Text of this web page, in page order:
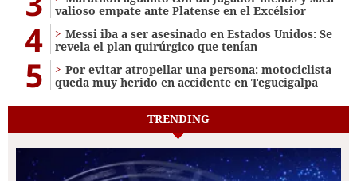
valioso empate ante Platense en el Excélsior
4
Messi iba a ser asesinado en Estados Unidos: Se
revela el plan quirúrgico que tenían
5
Por evitar atropellar una persona: motociclista
queda muy herido en accidente en Tegucigalpa
TRENDING